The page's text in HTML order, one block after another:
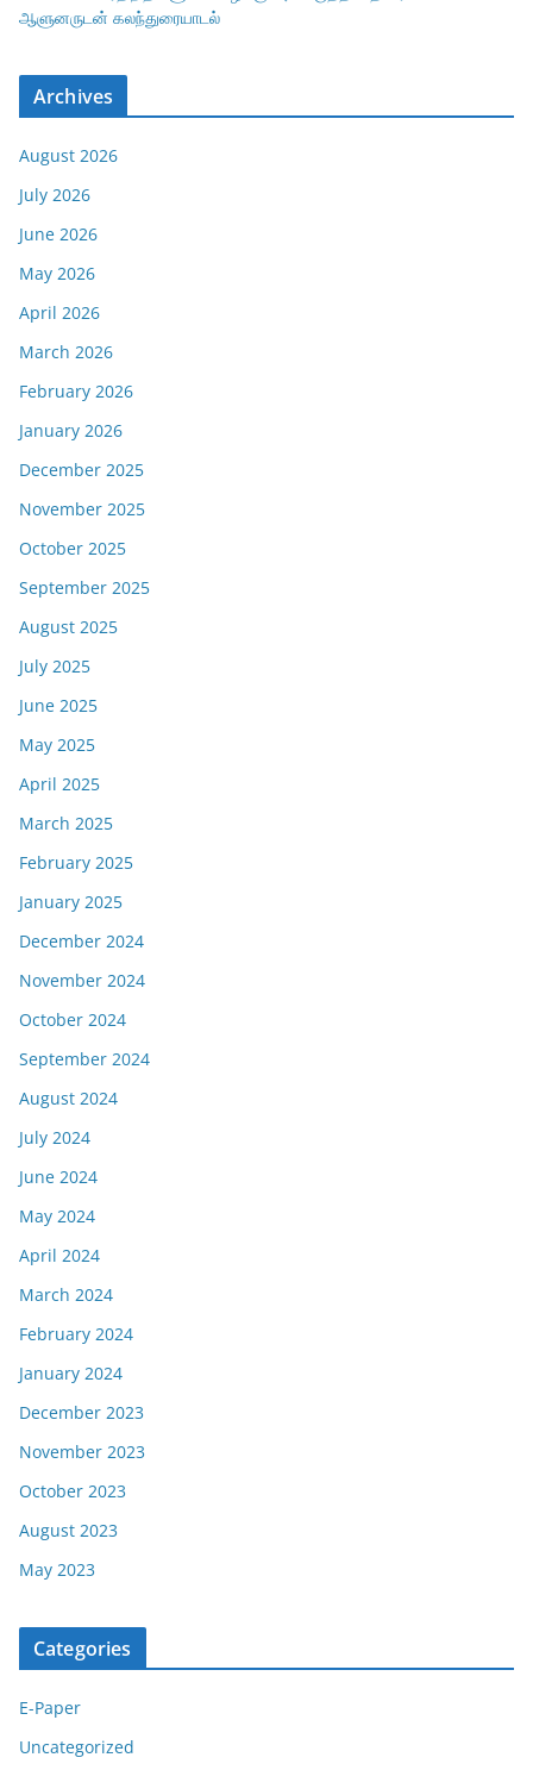
ஆளுனருடன் கலந்துரையாடல்
Archives
August 2026
July 2026
June 2026
May 2026
April 2026
March 2026
February 2026
January 2026
December 2025
November 2025
October 2025
September 2025
August 2025
July 2025
June 2025
May 2025
April 2025
March 2025
February 2025
January 2025
December 2024
November 2024
October 2024
September 2024
August 2024
July 2024
June 2024
May 2024
April 2024
March 2024
February 2024
January 2024
December 2023
November 2023
October 2023
August 2023
May 2023
Categories
E-Paper
Uncategorized